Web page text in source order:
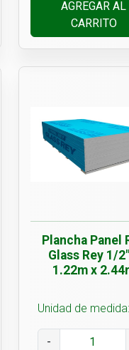
AGREGAR AL
CARRITO
Plancha Panel
Glass Rey 1/
1.22m x
Unidad de
-